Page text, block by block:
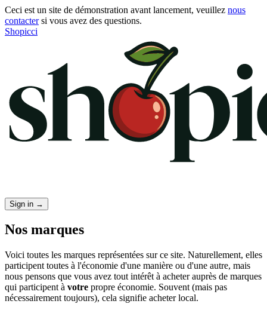
Ceci est un site de démonstration avant lancement, veuillez nous
contactersi vous avez des questions.
Shopicci
Sign in →
Nos marques
Voici toutes les marques représentées sur ce site. Naturellement, elles
participent toutes à l'économie d'une manière ou d'une autre, mais
nous pensons que vous avez tout intérêt à acheter auprès de marques
qui participent à votre propre économie. Souvent (mais pas
nécessairement toujours), cela signifie acheter local.